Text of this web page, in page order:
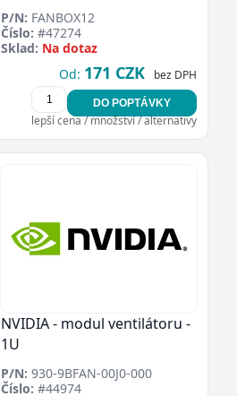
P/N: FANBOX12
Číslo: #47274
Sklad: Na dotaz
Od: 171 CZK bez DPH
DO POPTÁVKY
lepší cena / množství / alternativy
NVIDIA - modul ventilátoru -
1U
P/N: 930-9BFAN-00J0-000
Číslo: #44974